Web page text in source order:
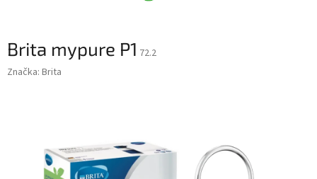
Brita mypure P1 72.2
Značka: Brita